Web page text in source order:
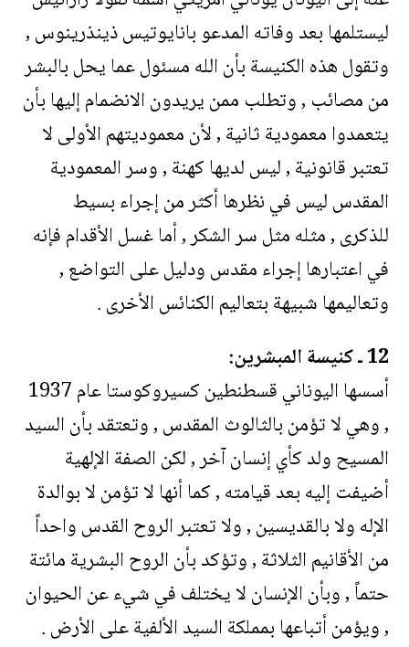
ليستلمها بعد وفاته المدعو بانايوتيس ذينذرينوس ,
وتقول هذه الكنيسة بأن الله مسئول عما يحل بالبشر
من مصائب , وتطلب ممن يريدون الانضمام إليها بأن
يتعمدوا معمودية ثانية , لأن معموديتهم الأولى لا
تعتبر قانونية , ليس لديها كهنة , وسر المعمودية
المقدس ليس في نظرها أكثر من إجراء بسيط
للذكرى , مثله مثل سر الشكر , أما غسل الأقدام فإنه
في اعتبارها إجراء مقدس ودليل على التواضع ,
وتعاليمها شبيهة بتعاليم الكنائس الأخرى .
12 ـ كنيسة المبشرين:
أسسها اليوناني قسطنطين كسيروكوستا عام 1937
, وهي لا تؤمن بالثالوث المقدس , وتعتقد بأن السيد
المسيح ولد كأي إنسان آخر , لكن الصفة الإلهية
أضيفت إليه بعد قيامته , كما أنها لا تؤمن لا بوالدة
الإله ولا بالقديسين , ولا تعتبر الروح القدس واحداً
من الأقانيم الثلاثة , وتؤكد بأن الروح البشرية مائتة
حتماً , وبأن الإنسان لا يختلف في شيء عن الحيوان
, ويؤمن أتباعها بمملكة السيد الألفية على الأرض .